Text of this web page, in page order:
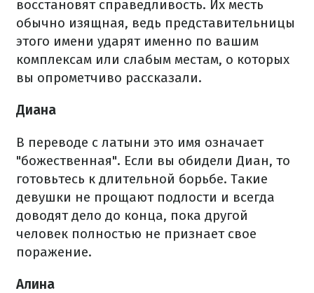
восстановят справедливость. Их месть
обычно изящная, ведь представительницы
этого имени ударят именно по вашим
комплексам или слабым местам, о которых
вы опрометчиво рассказали.
Диана
В переводе с латыни это имя означает
"божественная". Если вы обидели Диан, то
готовьтесь к длительной борьбе. Такие
девушки не прощают подлости и всегда
доводят дело до конца, пока другой
человек полностью не признает свое
поражение.
Алина